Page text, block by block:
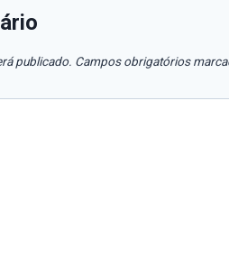
publicado. Campos obrigatórios